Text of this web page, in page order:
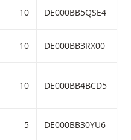
10 DE000BB5QSE4
10 DE000BB3RX00
10 DE000BB4BCD5
5 DE000BB30YU6